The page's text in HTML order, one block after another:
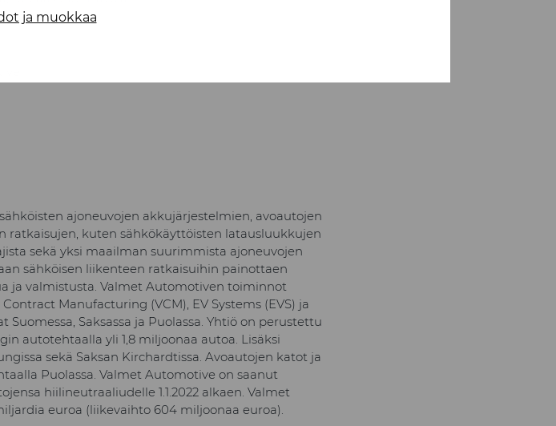
ja muokkaa
ajoneuvojen akkujärjestelmien, avoautojen
kuten sähkökäyttöisten latausluukkujen
sekä yksi maailman suurimmista ajoneuvojen
sähköisen liikenteen ratkaisuihin painottaen
ja valmistusta. Valmet Automotiven toiminnot
Manufacturing (VCM), EV Systems (EVS) ja
Saksassa ja Puolassa. Yhtiö on perustettu
autotehtaalla yli 1,8 miljoonaa autoa. Lisäksi
sekä Saksan Kirchardtissa. Avoautojen katot ja
Puolassa. Valmet Automotive on saanut
hiilineutraaliudelle 1.1.2022 alkaen. Valmet
euroa (liikevaihto 604 miljoonaa euroa).